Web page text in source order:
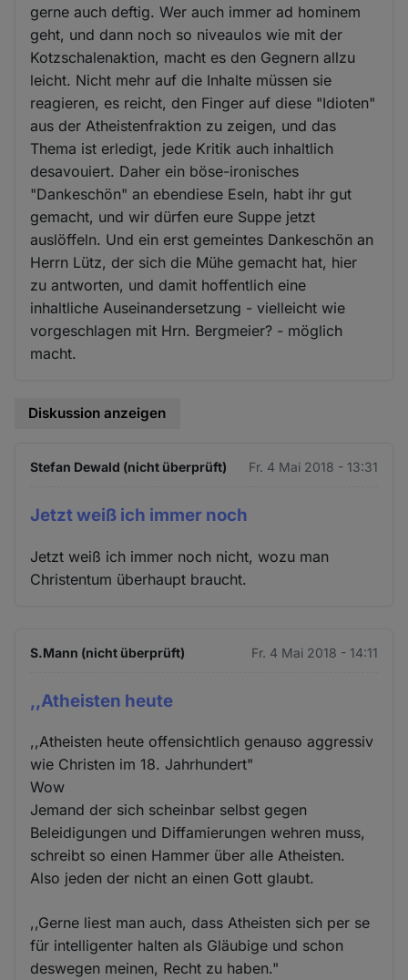
gerne auch deftig. Wer auch immer ad hominem
geht, und dann noch so niveaulos wie mit der
Kotzschalenaktion, macht es den Gegnern allzu
leicht. Nicht mehr auf die Inhalte müssen sie
reagieren, es reicht, den Finger auf diese "Idioten"
aus der Atheistenfraktion zu zeigen, und das
Thema ist erledigt, jede Kritik auch inhaltlich
desavouiert. Daher ein böse-ironisches
"Dankeschön" an ebendiese Eseln, habt ihr gut
gemacht, und wir dürfen eure Suppe jetzt
auslöffeln. Und ein erst gemeintes Dankeschön an
Herrn Lütz, der sich die Mühe gemacht hat, hier
zu antworten, und damit hoffentlich eine
inhaltliche Auseinandersetzung - vielleicht wie
vorgeschlagen mit Hrn. Bergmeier? - möglich
macht.
Diskussion anzeigen
Stefan Dewald (nicht überprüft) Fr. 4 Mai 2018 - 13:31
Jetzt weiß ich immer noch
Jetzt weiß ich immer noch nicht, wozu man
Christentum überhaupt braucht.
S.Mann (nicht überprüft) Fr. 4 Mai 2018 - 14:11
,,Atheisten heute
,,Atheisten heute offensichtlich genauso aggressiv
wie Christen im 18. Jahrhundert"
Wow
Jemand der sich scheinbar selbst gegen
Beleidigungen und Diffamierungen wehren muss,
schreibt so einen Hammer über alle Atheisten.
Also jeden der nicht an einen Gott glaubt.
,,Gerne liest man auch, dass Atheisten sich per se
für intelligenter halten als Gläubige und schon
deswegen meinen, Recht zu haben."